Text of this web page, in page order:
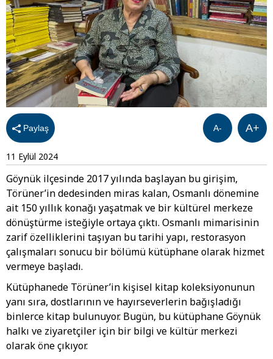
Paylaş A+
A-
11 Eylül 2024
Göynük ilçesinde 2017 yılında başlayan bu girişim,
Törüner’in dedesinden miras kalan, Osmanlı dönemine
ait 150 yıllık konağı yaşatmak ve bir kültürel merkeze
dönüştürme isteğiyle ortaya çıktı. Osmanlı mimarisinin
zarif özelliklerini taşıyan bu tarihi yapı, restorasyon
çalışmaları sonucu bir bölümü kütüphane olarak hizmet
vermeye başladı.
Kütüphanede Törüner’in kişisel kitap koleksiyonunun
yanı sıra, dostlarının ve hayırseverlerin bağışladığı
binlerce kitap bulunuyor. Bugün, bu kütüphane Göynük
halkı ve ziyaretçiler için bir bilgi ve kültür merkezi
olarak öne çıkıyor.